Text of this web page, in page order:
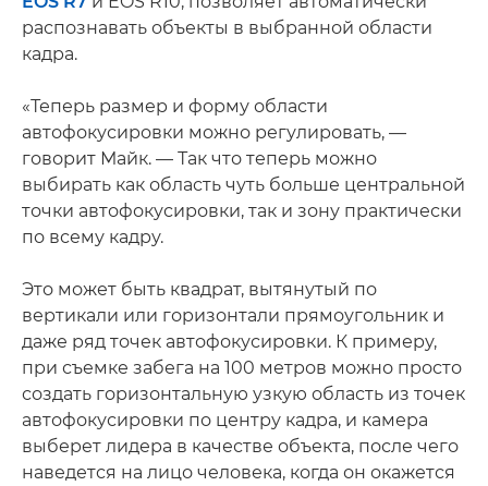
распознавать объекты в выбранной области
кадра.
«Теперь размер и форму области
автофокусировки можно регулировать, —
говорит Майк. — Так что теперь можно
выбирать как область чуть больше центральной
точки автофокусировки, так и зону практически
по всему кадру.
Это может быть квадрат, вытянутый по
вертикали или горизонтали прямоугольник и
даже ряд точек автофокусировки. К примеру,
при съемке забега на 100 метров можно просто
создать горизонтальную узкую область из точек
автофокусировки по центру кадра, и камера
выберет лидера в качестве объекта, после чего
наведется на лицо человека, когда он окажется